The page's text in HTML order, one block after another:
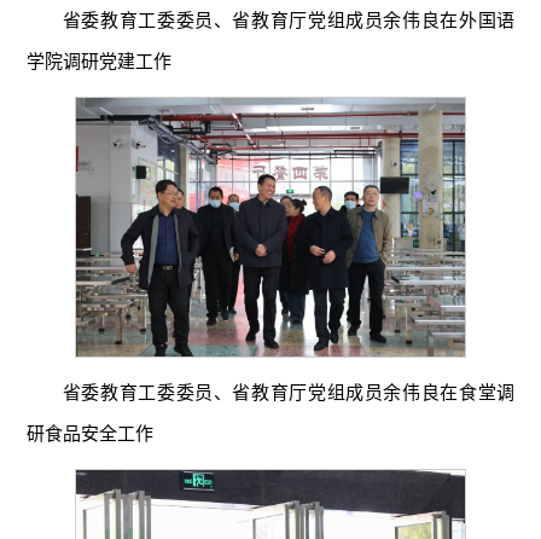
省委教育工委委员、省教育厅党组成员余伟良在外国语
学院调研党建工作
省委教育工委委员、省教育厅党组成员余伟良在食堂调
研食品安全工作